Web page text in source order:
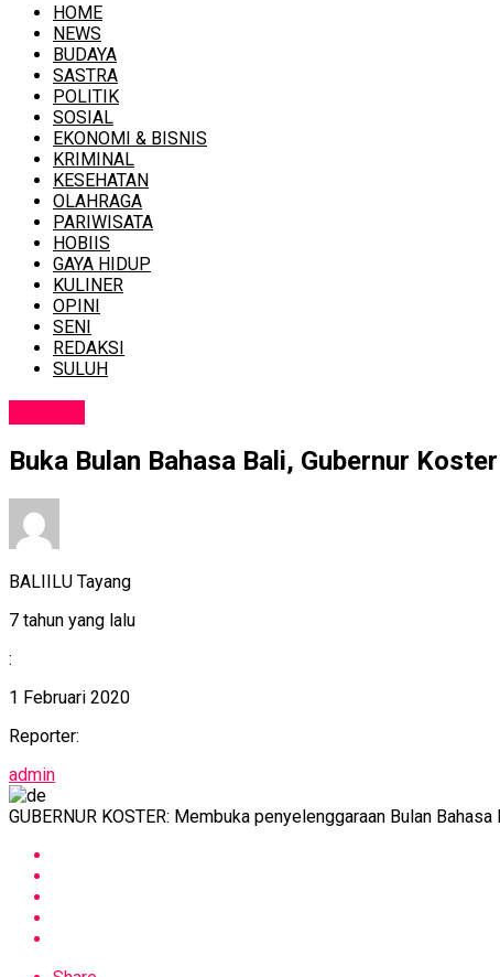
HOME
NEWS
BUDAYA
SASTRA
POLITIK
SOSIAL
EKONOMI & BISNIS
KRIMINAL
KESEHATAN
OLAHRAGA
PARIWISATA
HOBIIS
GAYA HIDUP
KULINER
OPINI
SENI
REDAKSI
SULUH
Buka Bulan Bahasa Bali, Gubernur
BALIILU Tayang
7 tahun yang lalu
:
1 Februari 2020
Reporter:
admin
GUBERNUR KOSTER: Membuka penyelenggaraan Bulan